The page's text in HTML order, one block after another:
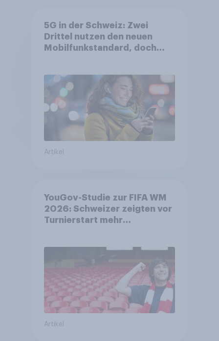
5G in der Schweiz: Zwei
Drittel nutzen den neuen
Mobilfunkstandard, doch
Artikel
YouGov-Studie zur FIFA WM
2026: Schweizer zeigten vor
Turnierstart mehr
Artikel